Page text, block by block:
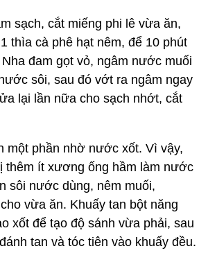
sạch, cắt miếng phi lê vừa ăn,
thìa cà phê hạt nêm, để 10 phút
đam gọt vỏ, ngâm nước muối
sôi, sau đó vớt ra ngâm ngay
lại lần nữa cho sạch nhớt, cắt
một phần nhờ nước xốt. Vì vậy,
thêm ít xương ống hầm làm nước
sôi nước dùng, nêm muối,
vừa ăn. Khuấy tan bột năng
xốt để tạo độ sánh vừa phải, sau
tan và tóc tiên vào khuấy đều.